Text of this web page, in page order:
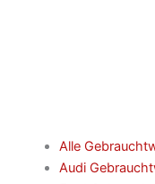
Alle
Audi